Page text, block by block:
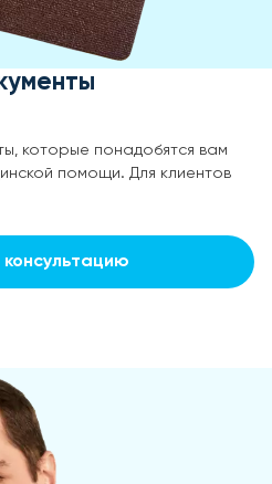
которые понадобятся вам
помощи. Для клиентов
консультацию